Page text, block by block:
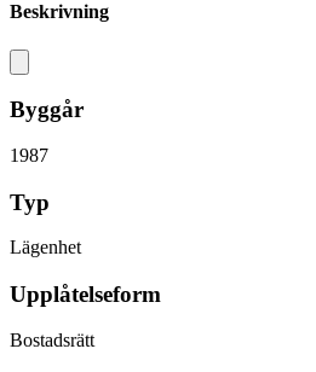
Beskrivning
Byggår
1987
Typ
Lägenhet
Upplåtelseform
Bostadsrätt